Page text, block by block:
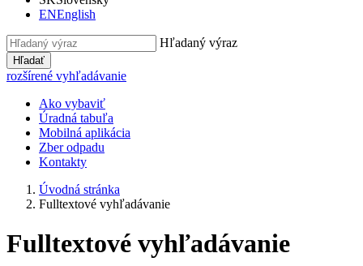
ENEnglish
Hľadaný výraz
Hľadať
rozšírené vyhľadávanie
Ako vybaviť
Úradná tabuľa
Mobilná aplikácia
Zber odpadu
Kontakty
Úvodná stránka
Fulltextové vyhľadávanie
Fulltextové vyhľadávanie